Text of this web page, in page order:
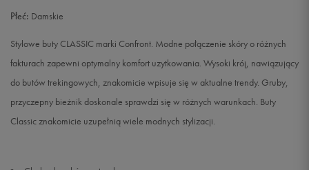
41 26 cm Powiadom o dostępności
Płeć: Damskie
Stylowe buty CLASSIC marki Confront. Modne połączenie skóry o różnych
fakturach zapewni optymalny komfort uzytkowania. Wysoki krój, nawiązujący
do butów trekingowych, znakomicie wpisuje się w aktualne trendy. Gruby,
przyczepny bieżnik doskonale sprawdzi się w różnych warunkach. Buty
Classic znakomicie uzupełnią wiele modnych stylizacji.